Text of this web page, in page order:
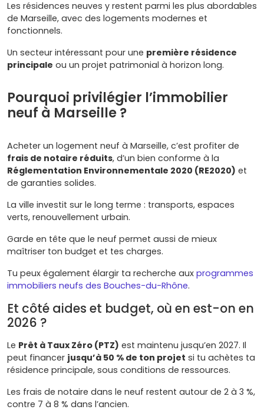
Les résidences neuves y restent parmi les plus abordables
de Marseille, avec des logements modernes et
fonctionnels.
Un secteur intéressant pour une première résidence
principale ou un projet patrimonial à horizon long.
Pourquoi privilégier l’immobilier
neuf à Marseille ?
Acheter un logement neuf à Marseille, c’est profiter de
frais de notaire réduits, d’un bien conforme à la
Réglementation Environnementale 2020 (RE2020) et
de garanties solides.
La ville investit sur le long terme : transports, espaces
verts, renouvellement urbain.
Garde en tête que le neuf permet aussi de mieux
maîtriser ton budget et tes charges.
Tu peux également élargir ta recherche aux programmes
immobiliers neufs des Bouches-du-Rhône.
Et côté aides et budget, où en est-on en
2026 ?
Le Prêt à Taux Zéro (PTZ) est maintenu jusqu’en 2027. Il
peut financer jusqu’à 50 % de ton projet si tu achètes ta
résidence principale, sous conditions de ressources.
Les frais de notaire dans le neuf restent autour de 2 à 3 %,
contre 7 à 8 % dans l’ancien.